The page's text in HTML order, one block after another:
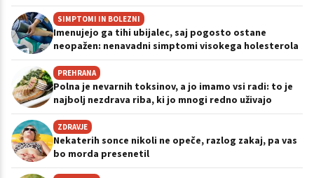
SIMPTOMI IN BOLEZNI
Imenujejo ga tihi ubijalec, saj pogosto ostane
neopažen: nenavadni simptomi visokega holesterola
PREHRANA
Polna je nevarnih toksinov, a jo imamo vsi radi: to je
najbolj nezdrava riba, ki jo mnogi redno uživajo
ZDRAVJE
Nekaterih sonce nikoli ne opeče, razlog zakaj, pa vas
bo morda presenetil